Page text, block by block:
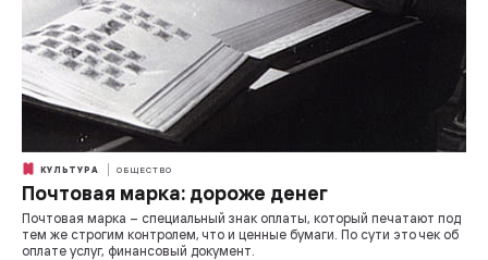
КУЛЬТУРА ОБЩЕСТВО
Почтовая марка: дороже денег
Почтовая марка – специальный знак оплаты, который печатают под
тем же строгим контролем, что и ценные бумаги. По сути это чек об
оплате услуг, финансовый документ.